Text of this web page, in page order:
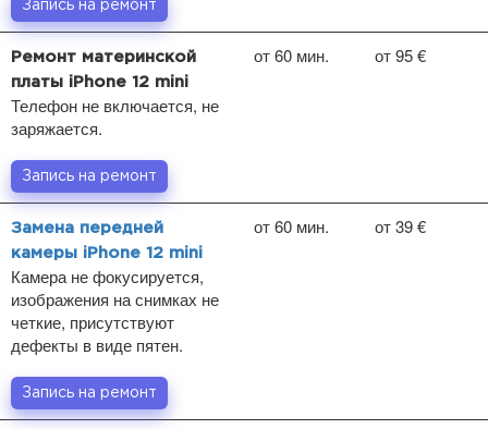
Запись на ремонт
Ремонт материнской
платы iPhone 12 mini
Телефон не включается, не
заряжается.
от 60 мин. от 95 €
Запись на ремонт
Замена передней
камеры iPhone 12 mini
Камера не фокусируется,
изображения на снимках не
четкие, присутствуют
дефекты в виде пятен.
от 60 мин. от 39 €
Запись на ремонт